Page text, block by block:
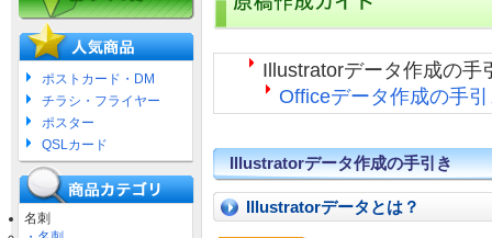
ポストカード・DM
チラシ・フライヤー
ポスター
QSLカード
名刺
Illustratorデータ作成の
Officeデータ作成の手
Illustratorデータ作成の手引き
Illustratorデータとは？